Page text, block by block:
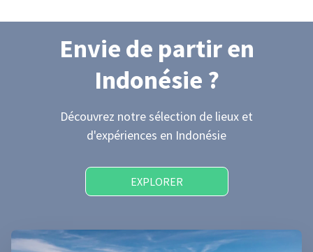
Envie de partiren
Indonésie ?
Découvrez notre sélection de lieux et
d'expériences en Indonésie
EXPLORER